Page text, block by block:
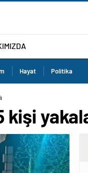
Hayat Politika
kişi